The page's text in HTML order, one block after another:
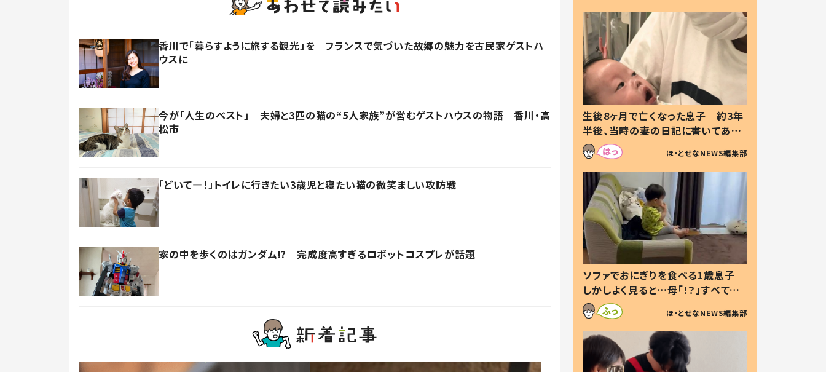
香川で「暮らすように旅する観光」を フランスで気づいた故郷の魅力を古民家ゲストハ
ウスに
今が「人生のベスト」 夫婦と3匹の猫の“5人家族”が営むゲストハウスの物語 香川・高
松市
「どいて―！」トイレに行きたい3歳児と寝たい猫の微笑ましい攻防戦
家の中を歩くのはガンダム!? 完成度高すぎるロボットコスプレが話題
生後8ヶ月で亡くなった息子 約3年
半後、当時の妻の日記に書いてあっ
た本音とは
ほ・とせなNEWS編集部
ソファでおにぎりを食べる1歳息子
しかしよく見ると…母「！？」すべてを
察した母の投稿に「可愛いから許
す！」「現行犯〜」
ほ・とせなNEWS編集部